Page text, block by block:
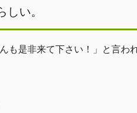
い。
是非来て下さい！」と言わ